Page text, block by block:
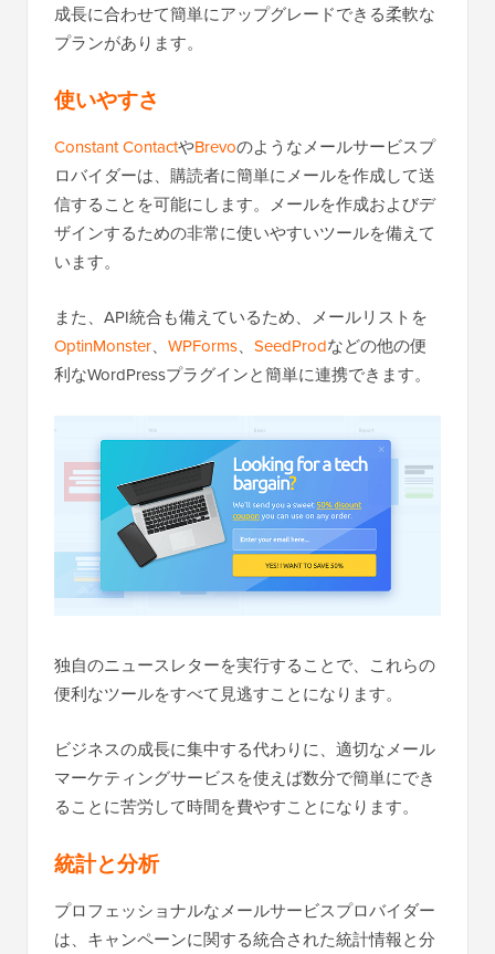
成長に合わせて簡単にアップグレードできる柔軟な
プランがあります。
使いやすさ
Constant ContactやBrevoのようなメールサービスプ
ロバイダーは、購読者に簡単にメールを作成して送
信することを可能にします。メールを作成およびデ
ザインするための非常に使いやすいツールを備えて
います。
また、API統合も備えているため、メールリストを
OptinMonster、 WPForms、 SeedProdなどの他の便
利なWordPressプラグインと簡単に連携できます。
独自のニュースレターを実行することで、これらの
便利なツールをすべて見逃すことになります。
ビジネスの成長に集中する代わりに、適切なメール
マーケティングサービスを使えば数分で簡単にでき
ることに苦労して時間を費やすことになります。
統計と分析
プロフェッショナルなメールサービスプロバイダー
は、キャンペーンに関する統合された統計情報と分